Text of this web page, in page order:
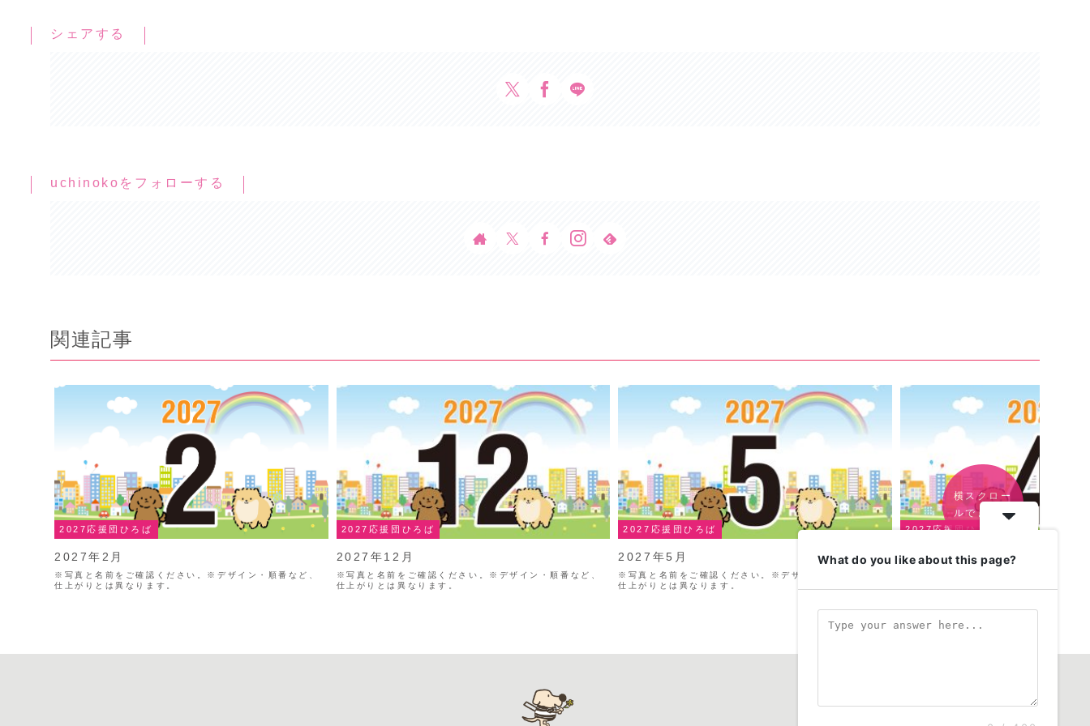
シェアする
uchinokoをフォローする
関連記事
2027応援団ひろば
2027年2月
※写真と名前をご確認ください。※デザイン・順番など、
仕上がりとは異なります。
2027応援団ひろば
2027年12月
※写真と名前をご確認ください。※デザイン・順番など、
仕上がりとは異なります。
2027応援団ひろば
2027年5月
※写真と名前をご確認ください。※デザイン・順番など、
仕上がりとは異なります。
2027応援団ひろば
2027年4月
横スクロー
ルできます
What do you like about this page?